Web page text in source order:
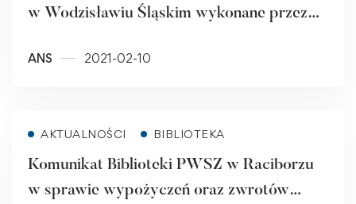
w Wodzisławiu Śląskim wykonane przez
ANS 2021-02-10
AKTUALNOŚCI BIBLIOTEKA
Komunikat Biblioteki PWSZ w Raciborzu
w sprawie wypożyczeń oraz zwrotów